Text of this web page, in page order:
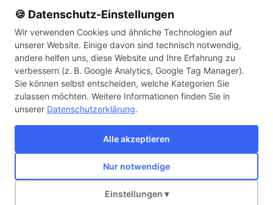
🍪 Datenschutz-Einstellungen
Wir verwenden Cookies und ähnliche Technologien auf
unserer Website. Einige davon sind technisch notwendig,
andere helfen uns, diese Website und Ihre Erfahrung zu
verbessern (z. B. Google Analytics, Google Tag Manager).
Sie können selbst entscheiden, welche Kategorien Sie
zulassen möchten. Weitere Informationen finden Sie in
unserer Datenschutzerklärung.
Alle akzeptieren
Nur notwendige
Einstellungen ▾
BMW
Z3
Coupe
2000/06-
2003/06
ccm,
170
KW,
231
PS
BMW
Coupe
2003/06
343
Über unsKontaktVersandImpressumAGBWiderruf
Copyright © 2026 KFZ-STORE v2.0